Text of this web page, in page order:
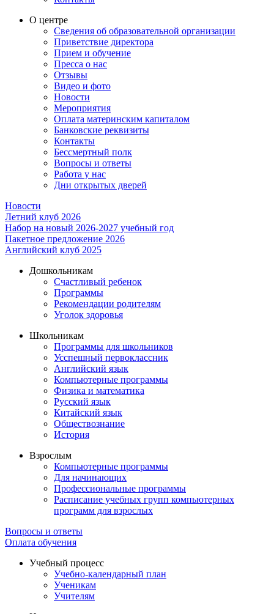
О центре
Сведения об образовательной организации
Приветствие директора
Прием и обучение
Пресса о нас
Отзывы
Видео и фото
Новости
Мероприятия
Оплата материнским капиталом
Банковские реквизиты
Контакты
Бессмертный полк
Вопросы и ответы
Работа у нас
Дни открытых дверей
Новости
Летний клуб 2026
Набор на новый 2026-2027 учебный год
Пакетное предложение 2026
Английский клуб 2025
Дошкольникам
Счастливый ребенок
Программы
Рекомендации родителям
Уголок здоровья
Школьникам
Программы для школьников
Усспешный первоклассник
Английский язык
Компьютерные программы
Физика и математика
Русский язык
Китайский язык
Обществознание
История
Взрослым
Компьютерные программы
Для начинающих
Профессиональные программы
Расписание учебных групп компьютерных
программ для взрослых
Вопросы и ответы
Оплата обучения
Учебный процесс
Учебно-календарный план
Ученикам
Учителям